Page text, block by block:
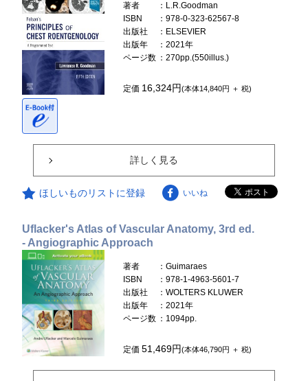
著者
：L.R.Goodman
ISBN
：978-0-323-62567-8
出版社
：ELSEVIER
出版年
：2021年
ページ数 ：270pp.(550illus.)
定価 16,324円(本体14,840円 ＋ 税)
詳しく見る
ほしいものリストに登録 いいね
Uflacker's Atlas of Vascular Anatomy, 3rd ed.
- Angiographic Approach
著者
：Guimaraes
ISBN
：978-1-4963-5601-7
出版社
：WOLTERS KLUWER
出版年
：2021年
ページ数 ：1094pp.
定価51,469円(本体46,790円 ＋ 税)